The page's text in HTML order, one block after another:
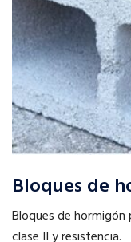
Bloques de
Bloques de
clase II y resistencia.